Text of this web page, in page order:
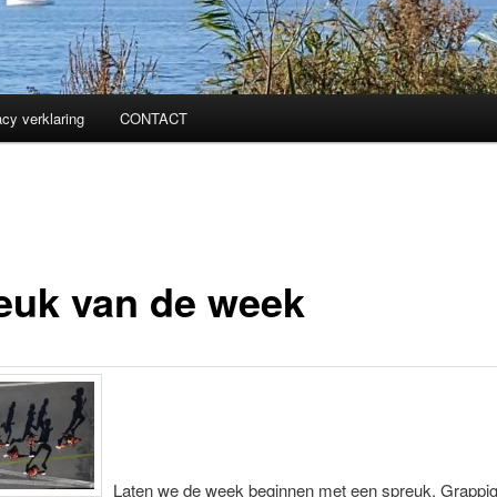
verklaring CONTACT
van de week
Laten we de week beginnen met een spreuk.